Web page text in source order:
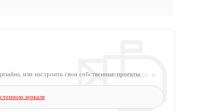
или настроить свои собственные проекты.
зеркале